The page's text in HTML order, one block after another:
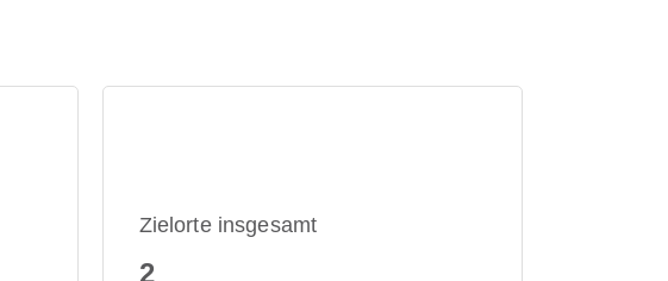
Zielorte insgesamt
2